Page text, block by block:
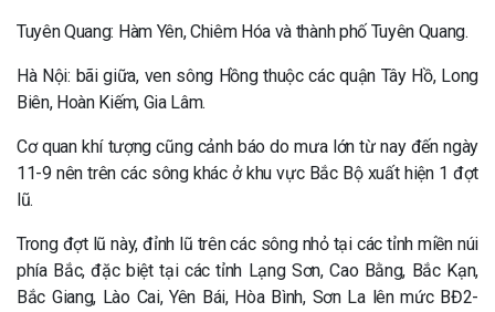
Tuyên Quang: Hàm Yên, Chiêm Hóa và thành phố Tuyên Quang.
Hà Nội: bãi giữa, ven sông Hồng thuộc các quận Tây Hồ, Long
Biên, Hoàn Kiếm, Gia Lâm.
Cơ quan khí tượng cũng cảnh báo do mưa lớn từ nay đến ngày
11-9 nên trên các sông khác ở khu vực Bắc Bộ xuất hiện 1 đợt
lũ.
Trong đợt lũ này, đỉnh lũ trên các sông nhỏ tại các tỉnh miền núi
phía Bắc, đặc biệt tại các tỉnh Lạng Sơn, Cao Bằng, Bắc Kạn,
Bắc Giang, Lào Cai, Yên Bái, Hòa Bình, Sơn La lên mức BĐ2-